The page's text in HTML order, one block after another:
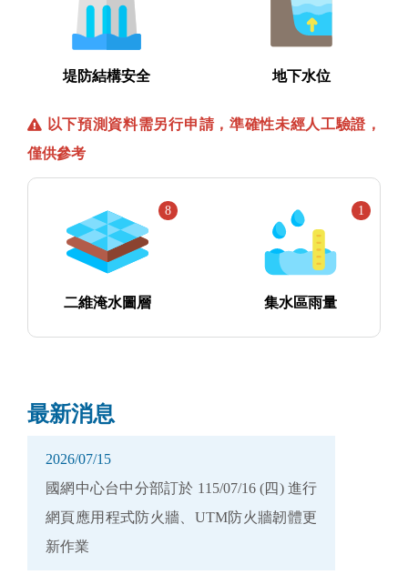
堤防結構安全 地下水位
以下預測資料需另行申請，準確性未經人工驗證，
僅供參考
二維淹水圖層
8
集水區雨量
1
最新消息
2026/07/15
國網中心台中分部訂於 115/07/16 (四) 進行
網頁應用程式防火牆、UTM防火牆韌體更
新作業